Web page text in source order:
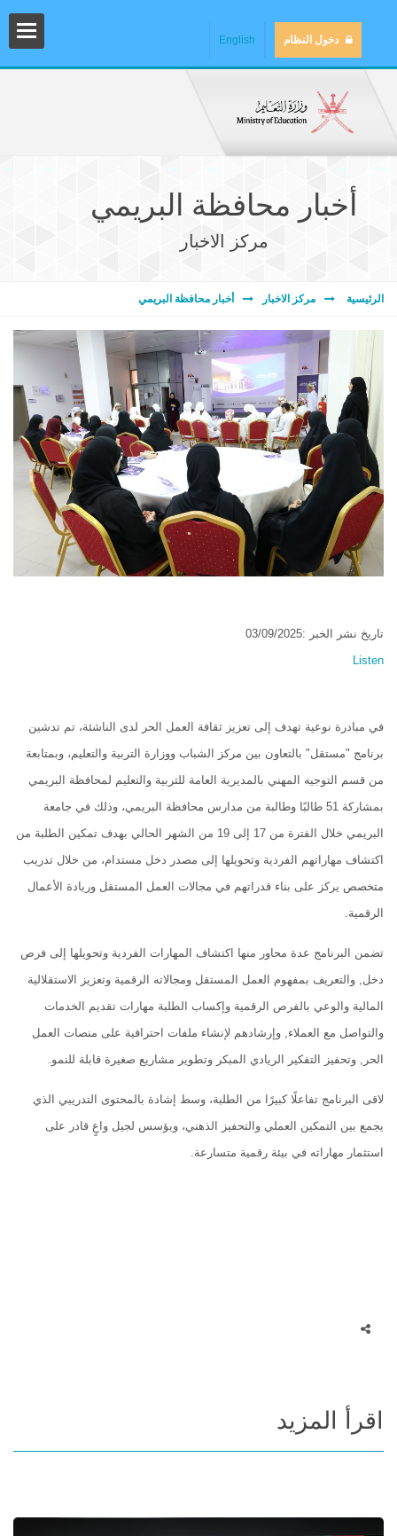
دخول النظام English
أخبار محافظة البريمي
مركز الاخبار
الرئيسية مركز الاخبار أخبار محافظة البريمي
تاريخ نشر الخبر :03/09/2025
Listen
في مبادرة نوعية تهدف إلى تعزيز ثقافة العمل الحر لدى الناشئة، تم تدشين
برنامج "مستقل" بالتعاون بين مركز الشباب ووزارة التربية والتعليم، وبمتابعة
من قسم التوجيه المهني بالمديرية العامة للتربية والتعليم لمحافظة البريمي
بمشاركة 51 طالبًا وطالبة من مدارس محافظة البريمي، وذلك في جامعة
البريمي خلال الفترة من 17 إلى 19 من الشهر الحالي بهدف تمكين الطلبة من
اكتشاف مهاراتهم الفردية وتحويلها إلى مصدر دخل مستدام، من خلال تدريب
متخصص يركز على بناء قدراتهم في مجالات العمل المستقل وريادة الأعمال
الرقمية.
تضمن البرنامج عدة محاور منها اكتشاف المهارات الفردية وتحويلها إلى فرص
دخل, والتعريف بمفهوم العمل المستقل ومجالاته الرقمية وتعزيز الاستقلالية
المالية والوعي بالفرص الرقمية وإكساب الطلبة مهارات تقديم الخدمات
والتواصل مع العملاء, وإرشادهم لإنشاء ملفات احترافية على منصات العمل
الحر, وتحفيز التفكير الريادي المبكر وتطوير مشاريع صغيرة قابلة للنمو.
لاقى البرنامج تفاعلًا كبيرًا من الطلبة، وسط إشادة بالمحتوى التدريبي الذي
يجمع بين التمكين العملي والتحفيز الذهني، ويؤسس لجيل واعٍ قادر على
استثمار مهاراته في بيئة رقمية متسارعة.
اقرأ المزيد